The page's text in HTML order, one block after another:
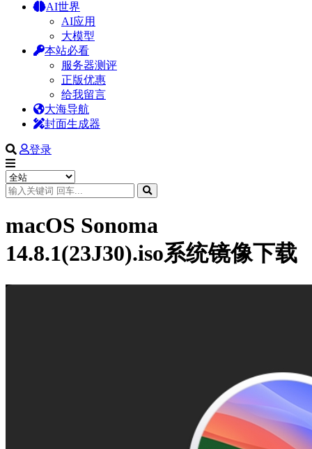
AI世界
AI应用
大模型
本站必看
服务器测评
正版优惠
给我留言
大海导航
封面生成器
登录
macOS Sonoma
14.8.1(23J30).iso系统镜像下载